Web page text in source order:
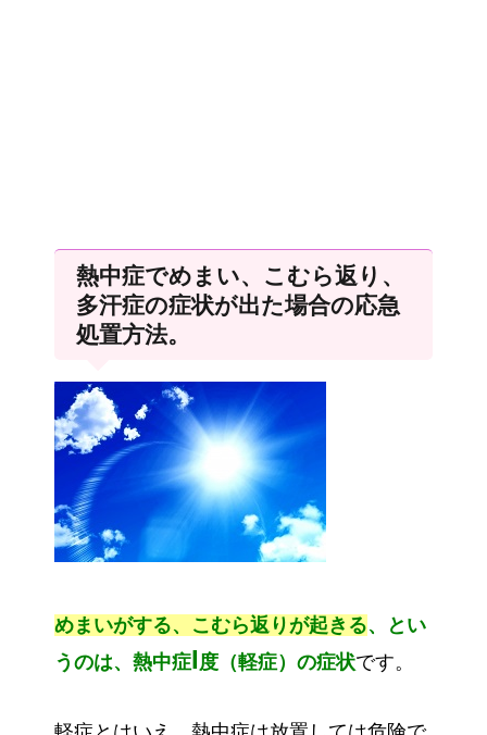
熱中症でめまい、こむら返り、
多汗症の症状が出た場合の応急
処置方法。
めまいがする、こむら返りが起きる、とい
うのは、熱中症I度（軽症）の症状です。